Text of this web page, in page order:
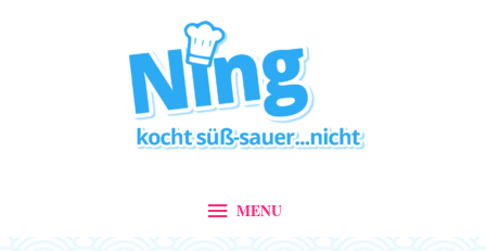
MENU
MENU